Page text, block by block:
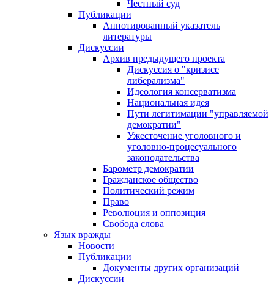
Честный суд
Публикации
Аннотированный указатель
литературы
Дискуссии
Архив предыдущего проекта
Дискуссия о "кризисе
либерализма"
Идеология консерватизма
Национальная идея
Пути легитимации "управляемой
демократии"
Ужесточение уголовного и
уголовно-процесуального
законодательства
Барометр демократии
Гражданское общество
Политический режим
Право
Революция и оппозиция
Свобода слова
Язык вражды
Новости
Публикации
Документы других организаций
Дискуссии